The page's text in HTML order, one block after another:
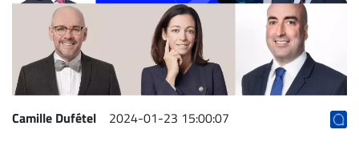
Archives
CARRIÈRE
ET
EMPLOIS
Camille Dufétel 2024-01-23 15:00:07